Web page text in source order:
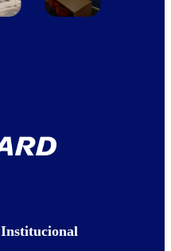
Institucional